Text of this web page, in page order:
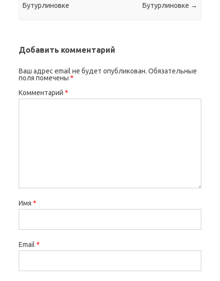
Бутурлиновке
Бутурлиновке →
Добавить комментарий
Ваш адрес email не будет опубликован. Обязательные
поля помечены *
Комментарий *
Имя *
Email *